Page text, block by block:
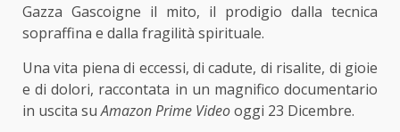
Gazza Gascoigne il mito, il prodigio dalla tecnica
sopraffina e dalla fragilità spirituale.
Una vita piena di eccessi, di cadute, di risalite, di gioie
e di dolori, raccontata in un magnifico documentario
in uscita suAmazon Prime Videooggi 23 Dicembre.